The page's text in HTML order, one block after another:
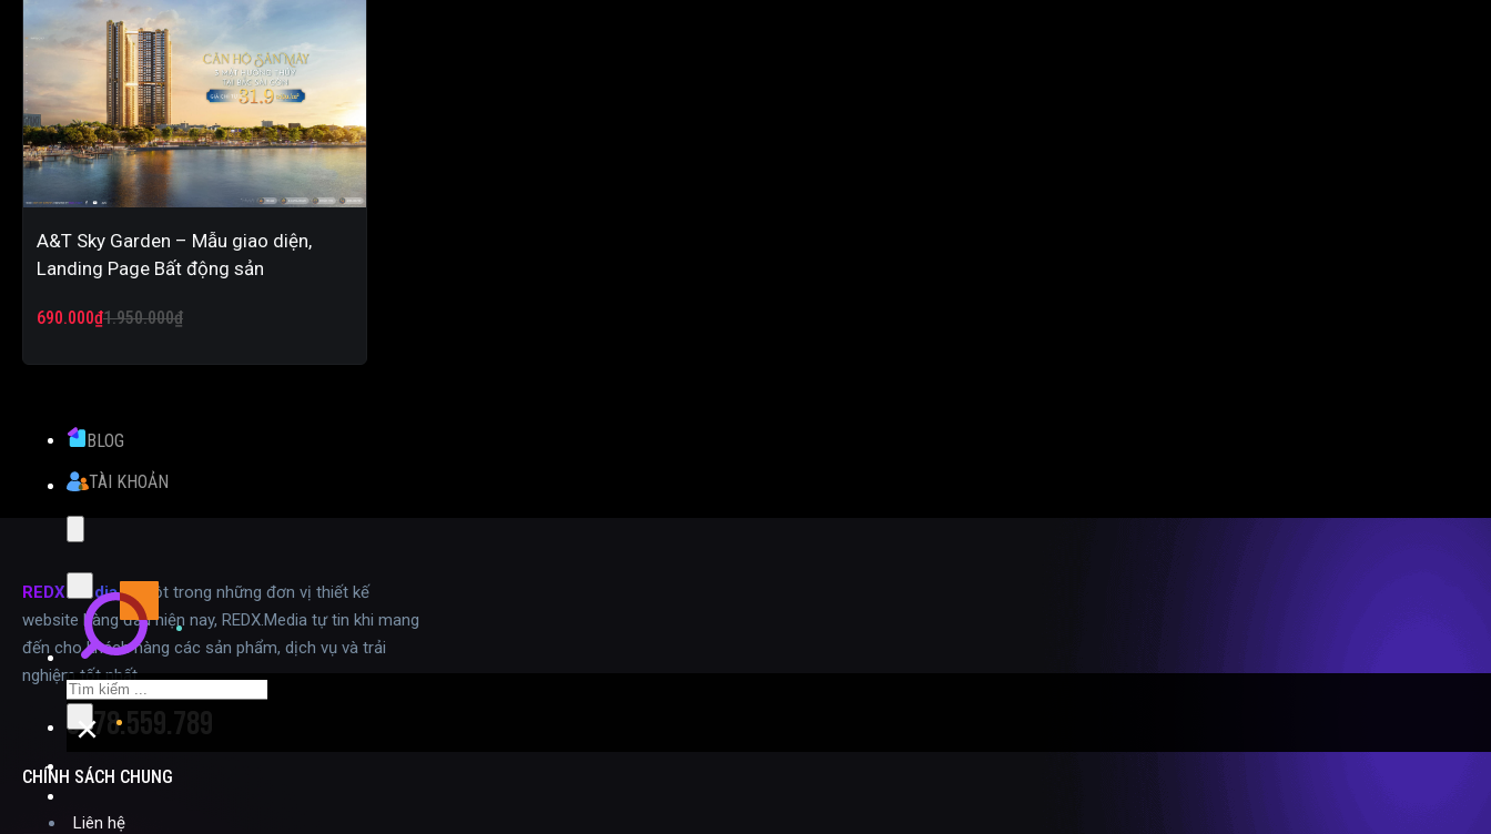
BLOG
TÀI KHOẢN
Tìm
kiếm
×
A&T Sky Garden – Mẫu giao diện,
Landing Page Bất động sản
1.950.000₫
Giá
690.000₫
Giá
690.000₫.
REDX.Medialà một trong những đơn vị thiết kế
website hàng đầu hiện nay, REDX.Media tự tin khi mang
đến cho khách hàng các sản phẩm, dịch vụ và trải
nghiệm tốt nhất.
0778.559.789
CHÍNH SÁCH CHUNG
Liên hệ